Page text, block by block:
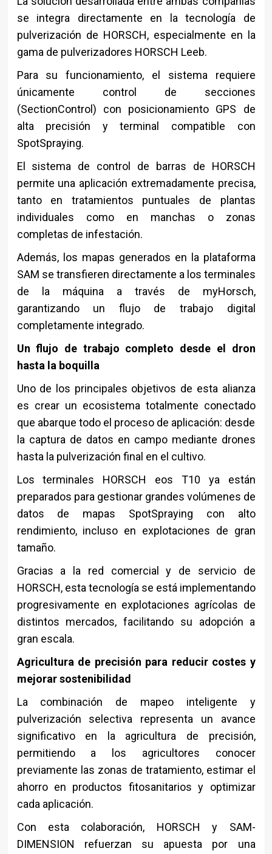
se integra directamente en la tecnología de
pulverización de HORSCH, especialmente en la
gama de pulverizadores HORSCH Leeb.
Para su funcionamiento, el sistema requiere
únicamente control de secciones
(SectionControl) con posicionamiento GPS de
alta precisión y terminal compatible con
SpotSpraying.
El sistema de control de barras de HORSCH
permite una aplicación extremadamente precisa,
tanto en tratamientos puntuales de plantas
individuales como en manchas o zonas
completas de infestación.
Además, los mapas generados en la plataforma
SAM se transfieren directamente a los terminales
de la máquina a través de myHorsch,
garantizando un flujo de trabajo digital
completamente integrado.
Un flujo de trabajo completo desde el dron
hasta la boquilla
Uno de los principales objetivos de esta alianza
es crear un ecosistema totalmente conectado
que abarque todo el proceso de aplicación: desde
la captura de datos en campo mediante drones
hasta la pulverización final en el cultivo.
Los terminales HORSCH eos T10 ya están
preparados para gestionar grandes volúmenes de
datos de mapas SpotSpraying con alto
rendimiento, incluso en explotaciones de gran
tamaño.
Gracias a la red comercial y de servicio de
HORSCH, esta tecnología se está implementando
progresivamente en explotaciones agrícolas de
distintos mercados, facilitando su adopción a
gran escala.
Agricultura de precisión para reducir costes y
mejorar sostenibilidad
La combinación de mapeo inteligente y
pulverización selectiva representa un avance
significativo en la agricultura de precisión,
permitiendo a los agricultores conocer
previamente las zonas de tratamiento, estimar el
ahorro en productos fitosanitarios y optimizar
cada aplicación.
Con esta colaboración, HORSCH y SAM-
DIMENSION refuerzan su apuesta por una